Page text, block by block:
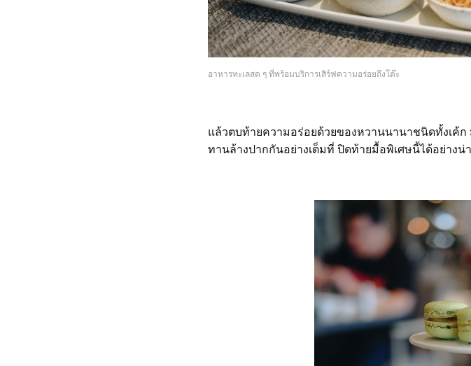
อาหารทะเลสด ๆ ที่พร้อมบริการเสิร์ฟความอร่อยถึงโต๊ะ
แล้วตบท้ายความอร่อยด้วยของหวานนานาชนิดทั้งเค้
ทานล้างปากกันอย่างเต็มที่ ปิดท้ายมื้อพิเศษนี้ได้อย่างน่